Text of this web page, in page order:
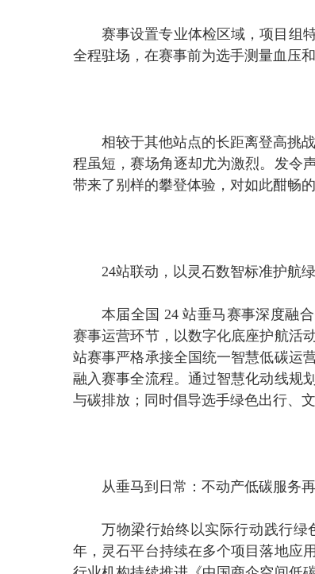
赛事设置专业体检区域，项目组
全程驻场，在赛事前为选手测量血压
相较于其他站点的长距离登高挑
程虽短，赛场角逐却尤为激烈。发令
带来了别样的攀登体验，对如此酣畅的
24站联动，以灵石数智标准护航
本届全国 24 站垂马赛事深度融
赛事运营环节，以数字化底座护航活
站赛事严格承接全国统一智慧低碳运
融入赛事全流程。通过智慧化动线规
与碳排放；同时倡导选手绿色出行、
从垂马到日常：不动产低碳服务
万物梁行始终以实际行动践行绿
年，灵石平台持续在多个项目落地应